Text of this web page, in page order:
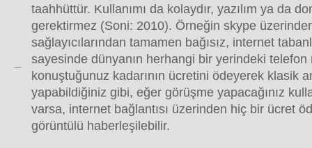
taahhüttür. Kullanımı da kolaydır, yazılım ya da
gerektirmez (Soni: 2010). Örneğin skype
sağlayıcılarından tamamen bağısız, internet
sayesinde dünyanın herhangi bir yerindeki telefon
konuştuğunuz kadarının ücretini ödeyerek klasik
yapabildiğiniz gibi, eğer görüşme yapacağınız
varsa, internet bağlantısı üzerinden hiç bir ücret
görüntülü haberleşilebilir.